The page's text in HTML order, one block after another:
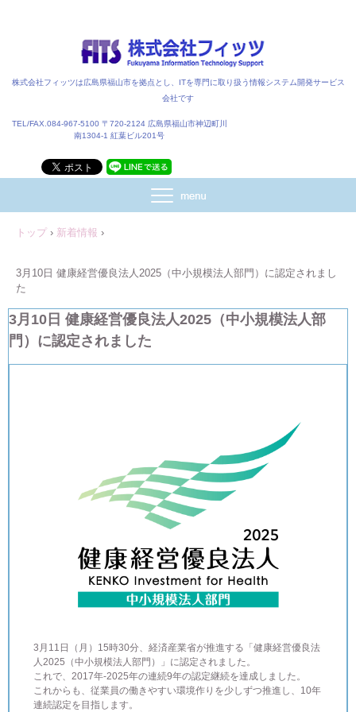
株式会社フィッツは広島県福山市を拠点とし、ITを専門に取り扱う情報システム開発サービス
会社です
TEL/FAX.084-967-5100 〒720-2124 広島県福山市神辺町川
南1304-1 紅葉ビル201号
トップ › 新着情報 ›
3月10日 健康経営優良法人2025（中小規模法人部門）に認定されまし
た
3月10日 健康経営優良法人2025（中小規模法人部
門）に認定されました
3月11日（月）15時30分、経済産業省が推進する「健康経営優良法
人2025（中小規模法人部門）」に認定されました。
これで、2017年-2025年の連続9年の認定継続を達成しました。
これからも、従業員の働きやすい環境作りを少しずつ推進し、10年
連続認定を目指します。